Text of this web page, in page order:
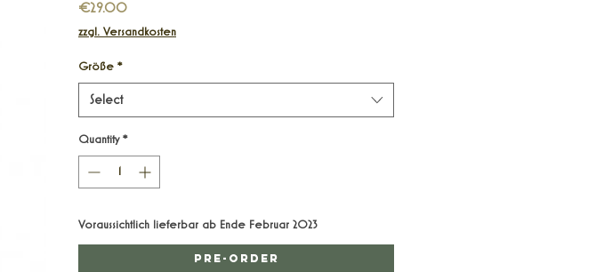
€29.00Price
zzgl. Versandkosten
Größe *
Select
Quantity *
Voraussichtlich lieferbar ab Ende Februar 2023
Pre-Order